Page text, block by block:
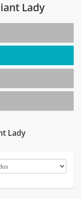
Lady
Lady